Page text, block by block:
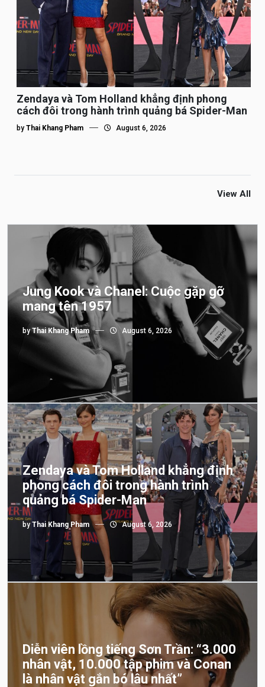
Zendaya và Tom Holland khẳng định phong
cách đôi trong hành trình quảng bá Spider-Man
by Thai Khang Pham August 6, 2026
View All
Jung Kook và Chanel: Cuộc gặp gỡ
mang tên 1957
byThai Khang Pham August 6, 2026
Zendaya và Tom Holland khẳng định
phong cách đôi trong hành trình
quảng bá Spider-Man
by Thai Khang Pham August 6, 2026
Diễn viên lồng tiếng Sơn Trần: “3.000
nhân vật, 10.000 tập phim và Conan
là nhân vật gắn bó lâu nhất”